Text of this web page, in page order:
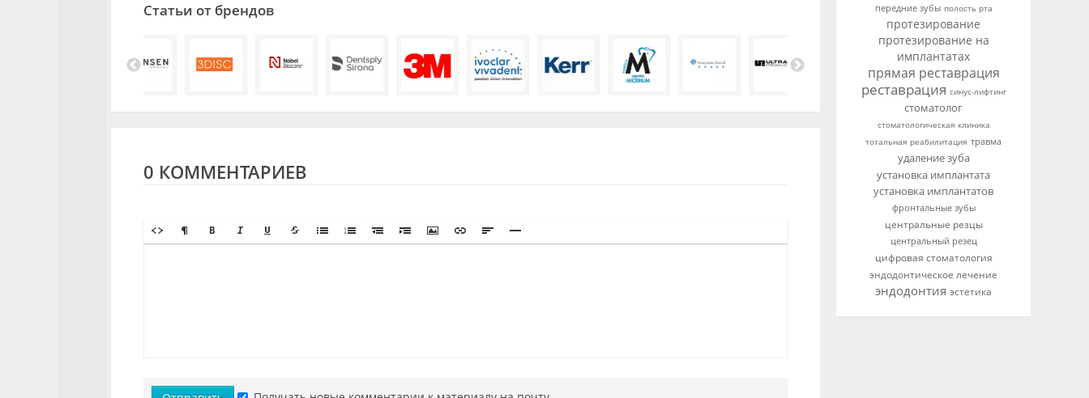
Статьи от брендов
0 КОММЕНТАРИЕВ
передние зубы полость рта
протезирование
протезирование на
имплантатах
прямая реставрация
реставрация синус-лифтинг
стоматолог
стоматологическая клиника
тотальная реабилитация травма
удаление зуба
установка имплантата
установка имплантатов
фронтальные зубы
центральные резцы
центральный резец
цифровая стоматология
эндодонтическое лечение
эндодонтия эстетика